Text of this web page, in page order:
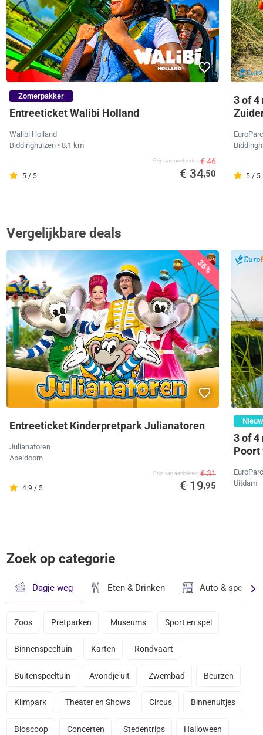
Zomerpakker
Entreeticket Walibi Holland
Walibi Holland
Biddinghuizen • 8,1 km
5 / 5
Prijs van aanbieder € 46
€ 34,50
3 of 4
5 / 5
Vergelijkbare deals
36%
Entreeticket Kinderpretpark Julianatoren
Julianatoren
Apeldoorn
4.9 / 5
Prijs van aanbieder € 31
€ 19,95
3 of 4
Poort
Uitdam
Zoek op categorie
Dagje weg Eten & Drinken Auto &
Zoos Pretparken Museums Sport en spel
Binnenspeeltuin Karten Rondvaart
Buitenspeeltuin Avondje uit Zwembad Beurzen
Klimpark Theater en Shows Circus Binnenuitjes
Bioscoop Concerten Stedentrips Halloween